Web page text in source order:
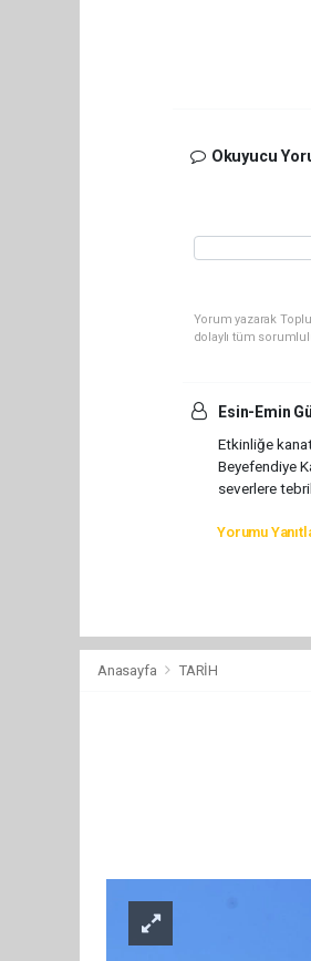
Okuyucu
Yorum yazarak
dolaylı tüm
Esin-Emin
Etkinliğe
Beyefendiye
severlere
Yorumu
Anasayfa TARİH